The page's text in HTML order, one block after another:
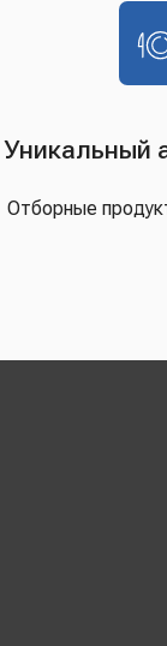
Уникальный
Отборные